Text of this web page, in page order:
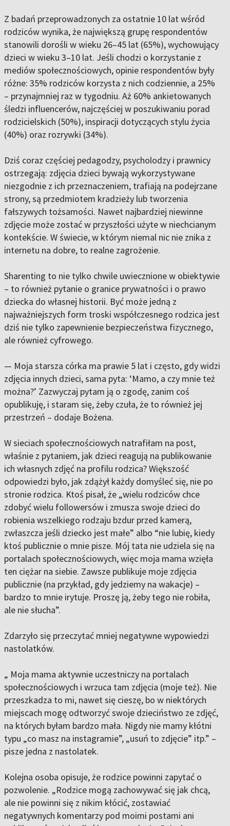
Z badań przeprowadzonych za ostatnie 10 lat wśród
rodziców wynika, że największą grupę respondentów
stanowili dorośli w wieku 26–45 lat (65%), wychowujący
dzieci w wieku 3–10 lat. Jeśli chodzi o korzystanie z
mediów społecznościowych, opinie respondentów były
różne: 35% rodziców korzysta z nich codziennie, a 25%
– przynajmniej raz w tygodniu. Aż 60% ankietowanych
śledzi influencerów, najczęściej w poszukiwaniu porad
rodzicielskich (50%), inspiracji dotyczących stylu życia
(40%) oraz rozrywki (34%).
Dziś coraz częściej pedagodzy, psycholodzy i prawnicy
ostrzegają: zdjęcia dzieci bywają wykorzystywane
niezgodnie z ich przeznaczeniem, trafiają na podejrzane
strony, są przedmiotem kradzieży lub tworzenia
fałszywych tożsamości. Nawet najbardziej niewinne
zdjęcie może zostać w przyszłości użyte w niechcianym
kontekście. W świecie, w którym niemal nic nie znika z
internetu na dobre, to realne zagrożenie.
Sharenting to nie tylko chwile uwiecznione w obiektywie
– to również pytanie o granice prywatności i o prawo
dziecka do własnej historii. Być może jedną z
najważniejszych form troski współczesnego rodzica jest
dziś nie tylko zapewnienie bezpieczeństwa fizycznego,
ale również cyfrowego.
— Moja starsza córka ma prawie 5 lat i często, gdy widzi
zdjęcia innych dzieci, sama pyta: ‘Mamo, a czy mnie też
można?’ Zazwyczaj pytam ją o zgodę, zanim coś
opublikuję, i staram się, żeby czuła, że to również jej
przestrzeń – dodaje Bożena.
W sieciach społecznościowych natrafiłam na post,
właśnie z pytaniem, jak dzieci reagują na publikowanie
ich własnych zdjęć na profilu rodzica? Większość
odpowiedzi było, jak zdążył każdy domyśleć się, nie po
stronie rodzica. Ktoś pisał, że „wielu rodziców chce
zdobyć wielu followersów i zmusza swoje dzieci do
robienia wszelkiego rodzaju bzdur przed kamerą,
zwłaszcza jeśli dziecko jest małe” albo “nie lubię, kiedy
ktoś publicznie o mnie pisze. Mój tata nie udziela się na
portalach społecznościowych, więc moja mama wzięła
ten ciężar na siebie. Zawsze publikuje moje zdjęcia
publicznie (na przykład, gdy jedziemy na wakacje) –
bardzo to mnie irytuje. Proszę ją, żeby tego nie robiła,
ale nie słucha”.
Zdarzyło się przeczytać mniej negatywne wypowiedzi
nastolatków.
„ Moja mama aktywnie uczestniczy na portalach
społecznościowych i wrzuca tam zdjęcia (moje też). Nie
przeszkadza to mi, nawet się cieszę, bo w niektórych
miejscach mogę odtworzyć swoje dzieciństwo ze zdjęć,
na których byłam bardzo mała. Nigdy nie mamy kłótni
typu „co masz na instagramie”, „usuń to zdjęcie” itp.” –
pisze jedna z nastolatek.
Kolejna osoba opisuje, że rodzice powinni zapytać o
pozwolenie. „Rodzice mogą zachowywać się jak chcą,
ale nie powinni się z nikim kłócić, zostawiać
negatywnych komentarzy pod moimi postami ani